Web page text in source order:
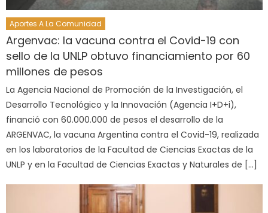
Aportes A La Comunidad
Argenvac: la vacuna contra el Covid-19 con
sello de la UNLP obtuvo financiamiento por 60
millones de pesos
La Agencia Nacional de Promoción de la Investigación, el
Desarrollo Tecnológico y la Innovación (Agencia I+D+i),
financió con 60.000.000 de pesos el desarrollo de la
ARGENVAC, la vacuna Argentina contra el Covid-19, realizada
en los laboratorios de la Facultad de Ciencias Exactas de la
UNLP y en la Facultad de Ciencias Exactas y Naturales de […]